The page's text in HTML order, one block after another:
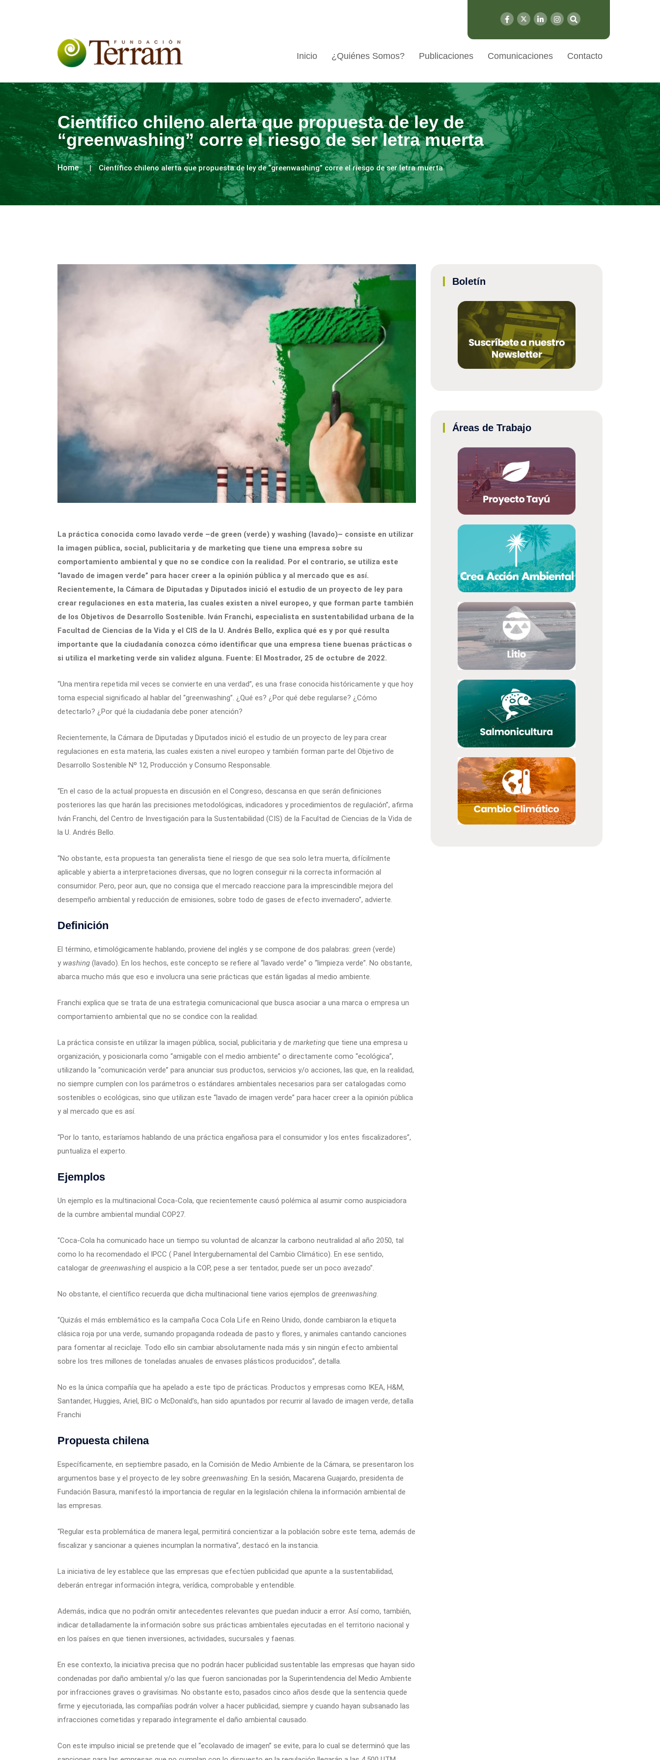
Inicio ¿Quiénes Somos? Publicaciones Comunicaciones Contacto
Científico chileno alerta que propuesta de ley de
“greenwashing” corre el riesgo de ser letra muerta
Home Científico chileno alerta que propuesta de ley de “greenwashing” corre el riesgo de ser letra muerta
La práctica conocida como lavado verde –de green (verde) y washing (lavado)– consiste en utilizar
la imagen pública, social, publicitaria y de marketing que tiene una empresa sobre su
comportamiento ambiental y que no se condice con la realidad. Por el contrario, se utiliza este
“lavado de imagen verde” para hacer creer a la opinión pública y al mercado que es así.
Recientemente, la Cámara de Diputadas y Diputados inició el estudio de un proyecto de ley para
crear regulaciones en esta materia, las cuales existen a nivel europeo, y que forman parte también
de los Objetivos de Desarrollo Sostenible. Iván Franchi, especialista en sustentabilidad urbana de la
Facultad de Ciencias de la Vida y el CIS de la U. Andrés Bello, explica qué es y por qué resulta
importante que la ciudadanía conozca cómo identificar que una empresa tiene buenas prácticas o
si utiliza el marketing verde sin validez alguna. Fuente: El Mostrador, 25 de octubre de 2022.
“Una mentira repetida mil veces se convierte en una verdad”, es una frase conocida históricamente y que hoy
toma especial significado al hablar del “greenwashing”. ¿Qué es? ¿Por qué debe regularse? ¿Cómo
detectarlo? ¿Por qué la ciudadanía debe poner atención?
Recientemente, la Cámara de Diputadas y Diputados inició el estudio de un proyecto de ley para crear
regulaciones en esta materia, las cuales existen a nivel europeo y también forman parte del Objetivo de
Desarrollo Sostenible Nº 12, Producción y Consumo Responsable.
“En el caso de la actual propuesta en discusión en el Congreso, descansa en que serán definiciones
posteriores las que harán las precisiones metodológicas, indicadores y procedimientos de regulación”, afirma
Iván Franchi, del Centro de Investigación para la Sustentabilidad (CIS) de la Facultad de Ciencias de la Vida de
la U. Andrés Bello.
“No obstante, esta propuesta tan generalista tiene el riesgo de que sea solo letra muerta, difícilmente
aplicable y abierta a interpretaciones diversas, que no logren conseguir ni la correcta información al
consumidor. Pero, peor aun, que no consiga que el mercado reaccione para la imprescindible mejora del
desempeño ambiental y reducción de emisiones, sobre todo de gases de efecto invernadero”, advierte.
Definición
El término, etimológicamente hablando, proviene del inglés y se compone de dos palabras: green (verde)
y washing (lavado). En los hechos, este concepto se refiere al “lavado verde” o “limpieza verde”. No obstante,
abarca mucho más que eso e involucra una serie prácticas que están ligadas al medio ambiente.
Franchi explica que se trata de una estrategia comunicacional que busca asociar a una marca o empresa un
comportamiento ambiental que no se condice con la realidad.
La práctica consiste en utilizar la imagen pública, social, publicitaria y de marketing que tiene una empresa u
organización, y posicionarla como “amigable con el medio ambiente” o directamente como “ecológica”,
utilizando la “comunicación verde” para anunciar sus productos, servicios y/o acciones, las que, en la realidad,
no siempre cumplen con los parámetros o estándares ambientales necesarios para ser catalogadas como
sostenibles o ecológicas, sino que utilizan este “lavado de imagen verde” para hacer creer a la opinión pública
y al mercado que es así.
“Por lo tanto, estaríamos hablando de una práctica engañosa para el consumidor y los entes fiscalizadores”,
puntualiza el experto.
Ejemplos
Un ejemplo es la multinacional Coca-Cola, que recientemente causó polémica al asumir como auspiciadora
de la cumbre ambiental mundial COP27.
“Coca-Cola ha comunicado hace un tiempo su voluntad de alcanzar la carbono neutralidad al año 2050, tal
como lo ha recomendado el IPCC ( Panel Intergubernamental del Cambio Climático). En ese sentido,
catalogar de greenwashing el auspicio a la COP, pese a ser tentador, puede ser un poco avezado”.
No obstante, el científico recuerda que dicha multinacional tiene varios ejemplos de greenwashing.
“Quizás el más emblemático es la campaña Coca Cola Life en Reino Unido, donde cambiaron la etiqueta
clásica roja por una verde, sumando propaganda rodeada de pasto y flores, y animales cantando canciones
para fomentar al reciclaje. Todo ello sin cambiar absolutamente nada más y sin ningún efecto ambiental
sobre los tres millones de toneladas anuales de envases plásticos producidos”, detalla.
No es la única compañía que ha apelado a este tipo de prácticas. Productos y empresas como IKEA, H&M,
Santander, Huggies, Ariel, BIC o McDonald’s, han sido apuntados por recurrir al lavado de imagen verde, detalla
Franchi
Propuesta chilena
Específicamente, en septiembre pasado, en la Comisión de Medio Ambiente de la Cámara, se presentaron los
argumentos base y el proyecto de ley sobre greenwashing. En la sesión, Macarena Guajardo, presidenta de
Fundación Basura, manifestó la importancia de regular en la legislación chilena la información ambiental de
las empresas.
“Regular esta problemática de manera legal, permitirá concientizar a la población sobre este tema, además de
fiscalizar y sancionar a quienes incumplan la normativa”, destacó en la instancia.
La iniciativa de ley establece que las empresas que efectúen publicidad que apunte a la sustentabilidad,
deberán entregar información íntegra, verídica, comprobable y entendible.
Además, indica que no podrán omitir antecedentes relevantes que puedan inducir a error. Así como, también,
indicar detalladamente la información sobre sus prácticas ambientales ejecutadas en el territorio nacional y
en los países en que tienen inversiones, actividades, sucursales y faenas.
En ese contexto, la iniciativa precisa que no podrán hacer publicidad sustentable las empresas que hayan sido
condenadas por daño ambiental y/o las que fueron sancionadas por la Superintendencia del Medio Ambiente
por infracciones graves o gravísimas. No obstante esto, pasados cinco años desde que la sentencia quede
firme y ejecutoriada, las compañías podrán volver a hacer publicidad, siempre y cuando hayan subsanado las
infracciones cometidas y reparado íntegramente el daño ambiental causado.
Con este impulso inicial se pretende que el “ecolavado de imagen” se evite, para lo cual se determinó que las
Boletín
Áreas de Trabajo